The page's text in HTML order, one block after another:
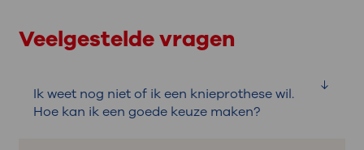
Veelgestelde vragen
Ik weet nog niet of ik een knieprothese wil.
Hoe kan ik een goede keuze maken?